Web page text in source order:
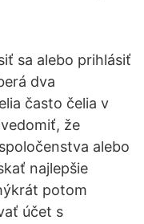
sa alebo prihlásiť
dva
často čelia v
že
alebo
najlepšie
potom
účet s